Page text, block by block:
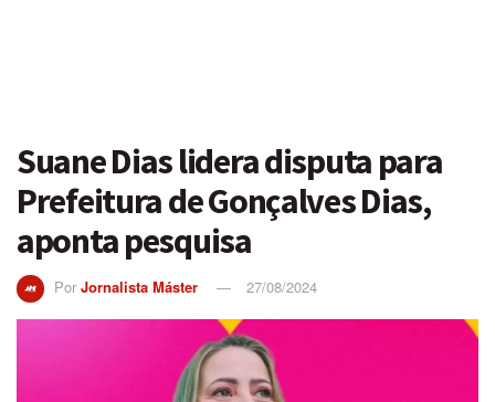
Suane Dias lidera disputa para
Prefeitura de Gonçalves Dias,
aponta pesquisa
Por Jornalista Máster 27/08/2024